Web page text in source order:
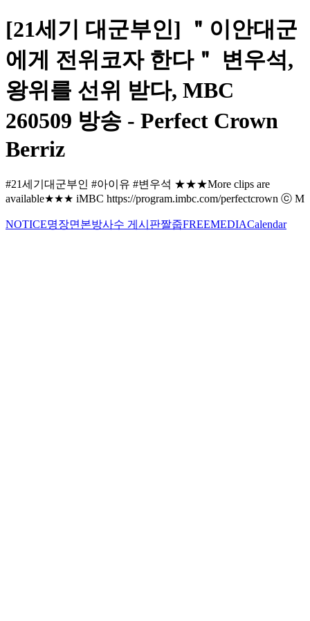
[21세기 대군부인] ＂이안대군
에게 전위코자 한다＂ 변우석,
왕위를 선위 받다, MBC
260509 방송 - Perfect Crown
Berriz
#21세기대군부인 #아이유 #변우석 ★★★More clips are
available★★★ iMBC https://program.imbc.com/perfectcrown ⓒ M
NOTICE명장면 본방사수 게시판짤줍FREEMEDIACalendar